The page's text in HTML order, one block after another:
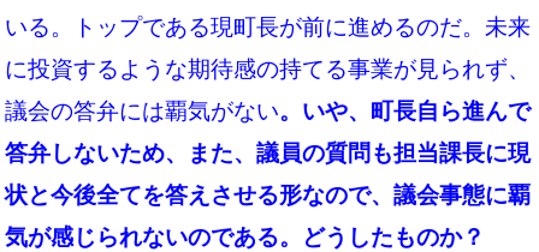
いる。トップである現町長が前に進めるのだ。未来
に投資するような期待感の持てる事業が見られず、
議会の答弁には覇気がない。いや、町長自ら進んで
答弁しないため、また、議員の質問も担当課長に現
状と今後全てを答えさせる形なので、議会事態に覇
気が感じられないのである。どうしたものか？